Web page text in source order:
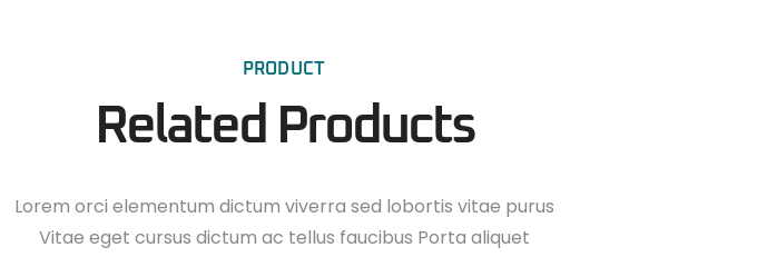
PRODUCT
Related Products
Lorem orci elementum dictum viverra sed lobortis vitae purus
Vitae eget cursus dictum ac tellus faucibus Porta aliquet